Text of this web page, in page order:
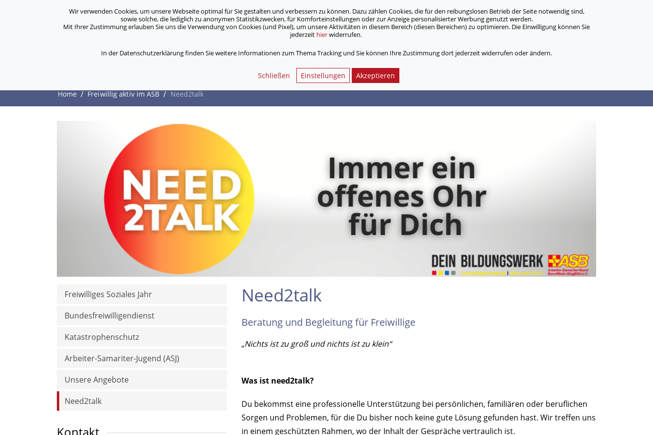
Standorte Jobs / Karriere
ASB Bonn/Rhein-Sieg/Eifel e.V.
Unsere Angebote Jobs & Karriere
Home / Freiwillig aktiv im ASB / Need2talk
Freiwilliges Soziales Jahr
Bundesfreiwilligendienst
Katastrophenschutz
Arbeiter-Samariter-Jugend (ASJ)
Unsere Angebote
Need2talk
Kontakt
Need2talk
Beratung und Begleitung für Freiwillige
„Nichts ist zu groß und nichts ist zu klein“
Was ist need2talk?
Du bekommst eine professionelle Unterstützung bei persönlichen, familiären oder beruflichen
Sorgen und Problemen, für die Du bisher noch keine gute Lösung gefunden hast. Wir treffen uns
in einem geschützten Rahmen, wo der Inhalt der Gespräche vertraulich ist.
Wir verwenden Cookies, um unsere Webseite optimal für Sie gestalten und verbessern zu können. Dazu zählen Cookies, die für den reibungslosen Betrieb der Seite notwendig sind,
sowie solche, die lediglich zu anonymen Statistikzwecken, für Komforteinstellungen oder zur Anzeige personalisierter Werbung genutzt werden.
Mit Ihrer Zustimmung erlauben Sie uns die Verwendung von Cookies (und Pixel), um unsere Aktivitäten in diesem Bereich (diesen Bereichen) zu optimieren. Die Einwilligung können Sie
jederzeit hierwiderrufen.
In der Datenschutzerklärung finden Sie weitere Informationen zum Thema Tracking und Sie können Ihre Zustimmung dort jederzeit widerrufen oder ändern.
Schließen Einstellungen Akzeptieren